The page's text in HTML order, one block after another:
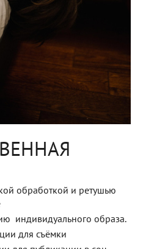
обработкой и ретушью
индивидуального образа.
для съёмки